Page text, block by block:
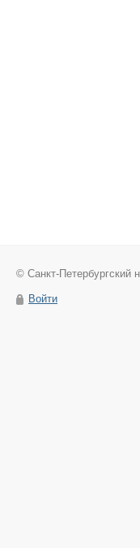
© Санкт-Петербургский
Войти